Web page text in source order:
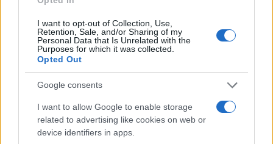
I want to opt-out of Collection, Use,
Retention, Sale, and/or Sharing of my
Personal Data that Is Unrelated with the
Purposes for which it was collected.
Opted Out
Google consents
I want to allow Google to enable storage
related to advertising like cookies on web or
device identifiers in apps.
ΕΚΔΗΛΩΣΕΙΣ
Η Καλαμαριά ετοιμάζεται να χορέψει στους
ρυθμούς του Πόντου: Διήμερο πανηγύρι με λύρα,
τραγούδι και μεγάλο γλέντι